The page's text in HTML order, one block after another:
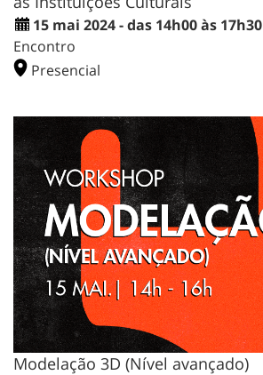
15 mai 2024 - das 14h00 às 17h30
Encontro
Presencial
Modelação 3D (Nível avançado)